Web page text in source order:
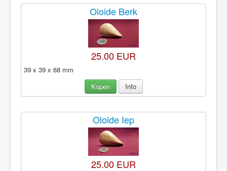
Oloide Berk
25.00 EUR
39 x 39 x 68 mm
Kopen
Info
Oloide Iep
25.00 EUR